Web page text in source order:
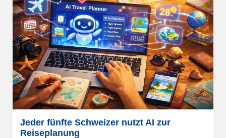
Jeder fünfte Schweizer nutzt AI zur
Reiseplanung